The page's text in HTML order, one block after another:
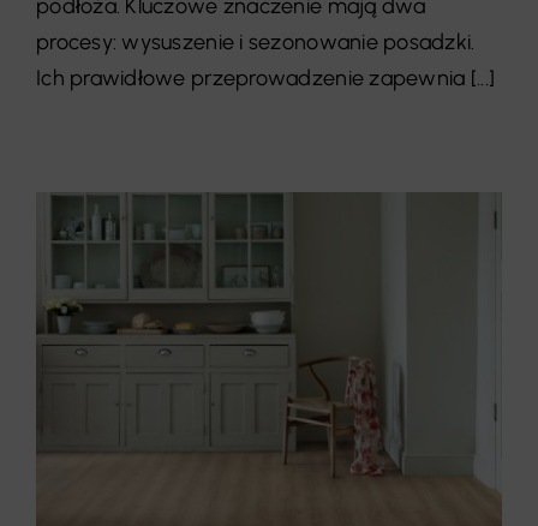
podłoża. Kluczowe znaczenie mają dwa
procesy: wysuszenie i sezonowanie posadzki.
Ich prawidłowe przeprowadzenie zapewnia [...]